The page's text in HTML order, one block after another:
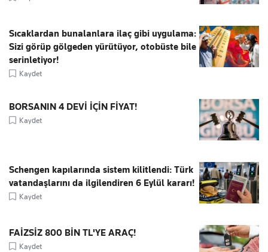
Sıcaklardan bunalanlara ilaç gibi uygulama:
Sizi görüp gölgeden yürütüyor, otobüste bile
serinletiyor!
Kaydet
BORSANIN 4 DEVİ İÇİN FİYAT!
Kaydet
Schengen kapılarında sistem kilitlendi: Türk
vatandaşlarını da ilgilendiren 6 Eylül kararı!
Kaydet
FAİZSİZ 800 BİN TL'YE ARAÇ!
Kaydet